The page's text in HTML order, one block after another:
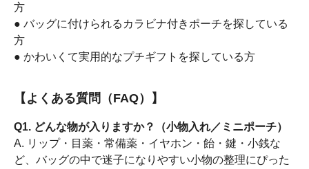
方
● バッグに付けられるカラビナ付きポーチを探している
方
● かわいくて実用的なプチギフトを探している方
【よくある質問（FAQ）】
Q1. どんな物が入りますか？（小物入れ／ミニポーチ）
A. リップ・目薬・常備薬・イヤホン・飴・鍵・小銭な
ど、バッグの中で迷子になりやすい小物の整理にぴった